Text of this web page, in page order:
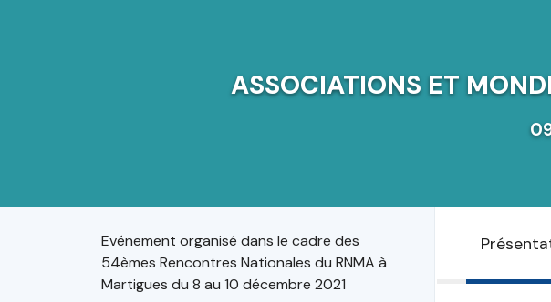
ASSOCIATIONS ET
Evénement organisé dans le cadre des
54èmes Rencontres Nationales du RNMA à
Martigues du 8 au 10 décembre 2021